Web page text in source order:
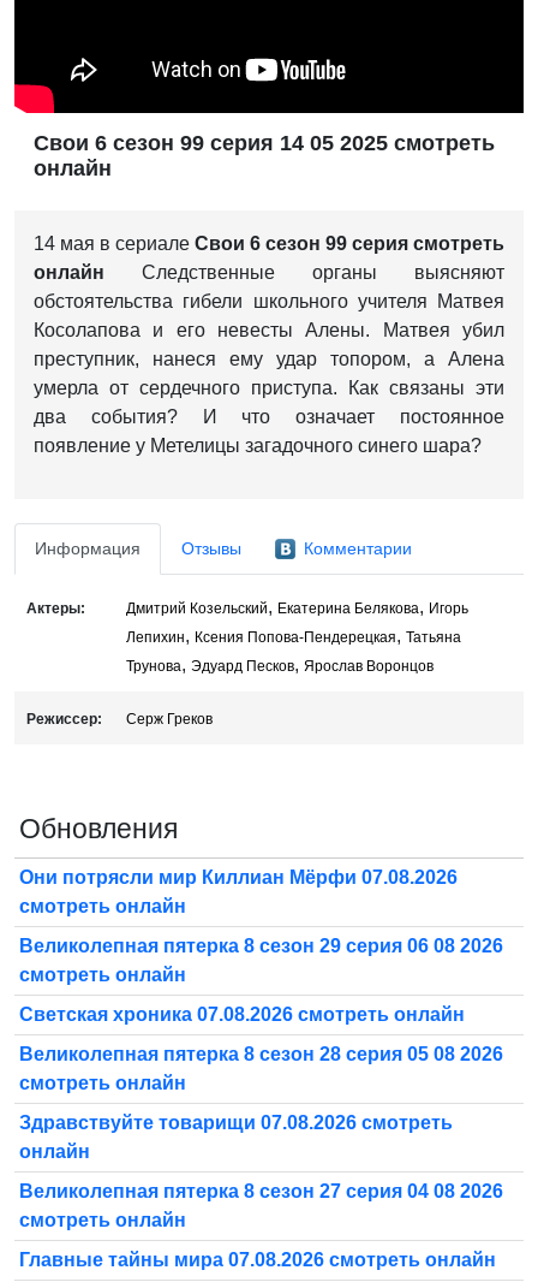
Свои 6 сезон 99 серия 14 05 2025 смотреть
онлайн
14 мая в сериале Свои 6 сезон 99 серия смотреть
онлайн Следственные органы выясняют
обстоятельства гибели школьного учителя Матвея
Косолапова и его невесты Алены. Матвея убил
преступник, нанеся ему удар топором, а Алена
умерла от сердечного приступа. Как связаны эти
два события? И что означает постоянное
появление у Метелицы загадочного синего шара?
Информация Отзывы Комментарии
Актеры: Дмитрий Козельский, Екатерина Белякова, Игорь
Лепихин, Ксения Попова-Пендерецкая, Татьяна
Трунова, Эдуард Песков, Ярослав Воронцов
Режиссер: Серж Греков
Обновления
Они потрясли мир Киллиан Мёрфи 07.08.2026
смотреть онлайн
Великолепная пятерка 8 сезон 29 серия 06 08 2026
смотреть онлайн
Светская хроника 07.08.2026 смотреть онлайн
Великолепная пятерка 8 сезон 28 серия 05 08 2026
смотреть онлайн
Здравствуйте товарищи 07.08.2026 смотреть
онлайн
Великолепная пятерка 8 сезон 27 серия 04 08 2026
смотреть онлайн
Главные тайны мира 07.08.2026 смотреть онлайн